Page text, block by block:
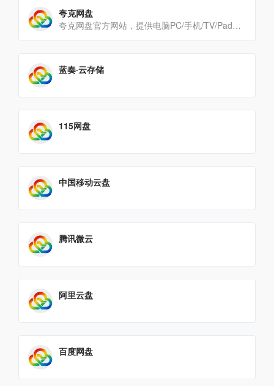
夸克网盘
夸克网盘官方网站，提供电脑PC/手机/TV/Pad全平台最新版本的客户端下载。夸克网盘作为阿里巴巴旗下的一款网[…]
蓝奏·云存储
115网盘
中国移动云盘
腾讯微云
阿里云盘
百度网盘